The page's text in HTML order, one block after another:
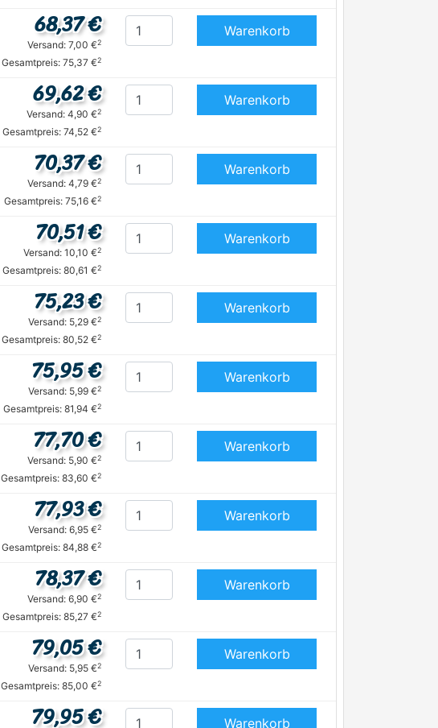
68,37 €
Versand: 7,00 €2
Gesamtpreis: 75,37 €2
Warenkorb
69,62 €
Versand: 4,90 €2
Gesamtpreis: 74,52 €2
Warenkorb
70,37 €
Versand: 4,79 €2
Gesamtpreis: 75,16 €2
Warenkorb
70,51 €
Versand: 10,10 €2
Gesamtpreis: 80,61 €2
Warenkorb
75,23 €
Versand: 5,29 €2
Gesamtpreis: 80,52 €2
Warenkorb
75,95 €
Versand: 5,99 €2
Gesamtpreis: 81,94 €2
Warenkorb
77,70 €
Versand: 5,90 €2
Gesamtpreis: 83,60 €2
Warenkorb
77,93 €
Versand: 6,95 €2
Gesamtpreis: 84,88 €2
Warenkorb
78,37 €
Versand: 6,90 €2
Gesamtpreis: 85,27 €2
Warenkorb
79,05 €
Versand: 5,95 €2
Gesamtpreis: 85,00 €2
Warenkorb
79,95 € Warenkorb